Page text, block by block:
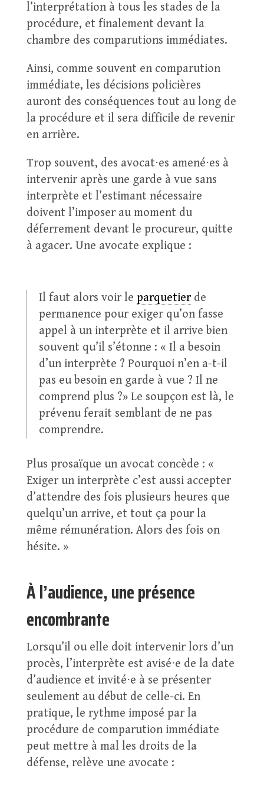
l’interprétation à tous les stades de la
procédure, et finalement devant la
chambre des comparutions immédiates.
Ainsi, comme souvent en comparution
immédiate, les décisions policières
auront des conséquences tout au long de
la procédure et il sera difficile de revenir
en arrière.
Trop souvent, des avocat⋅es amené⋅es à
intervenir après une garde à vue sans
interprète et l’estimant nécessaire
doivent l’imposer au moment du
déferrement devant le procureur, quitte
à agacer. Une avocate explique :
Il faut alors voir le parquetierde
permanence pour exiger qu’on fasse
appel à un interprète et il arrive bien
souvent qu’il s’étonne : « Il a besoin
d’un interprète ? Pourquoi n’en a-t-il
pas eu besoin en garde à vue ? Il ne
comprend plus ?» Le soupçon est là, le
prévenu ferait semblant de ne pas
comprendre.
Plus prosaïque un avocat concède : «
Exiger un interprète c’est aussi accepter
d’attendre des fois plusieurs heures que
quelqu’un arrive, et tout ça pour la
même rémunération. Alors des fois on
hésite. »
À l’audience, une présence
encombrante
Lorsqu’il ou elle doit intervenir lors d’un
procès, l’interprète est avisé⋅e de la date
d’audience et invité⋅e à se présenter
seulement au début de celle-ci. En
pratique, le rythme imposé par la
procédure de comparution immédiate
peut mettre à mal les droits de la
défense, relève une avocate :